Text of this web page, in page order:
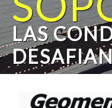
LAS